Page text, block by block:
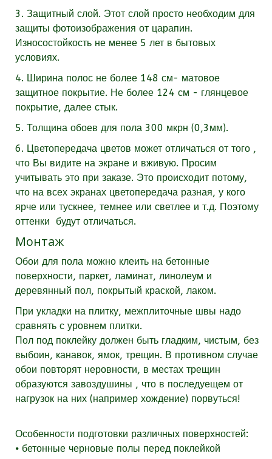
3. Защитный слой. Этот слой просто необходим для
защиты фотоизображения от царапин.
Износостойкость не менее 5 лет в бытовых
условиях.
4. Ширина полос не более 148 см- матовое
защитное покрытие. Не более 124 см - глянцевое
покрытие, далее стык.
5. Толщина обоев для пола 300 мкрн (0,3мм).
6. Цветопередача цветов может отличаться от того ,
что Вы видите на экране и вживую. Просим
учитывать это при заказе. Это происходит потому,
что на всех экранах цветопередача разная, у кого
ярче или тускнее, темнее или светлее и т.д. Поэтому
оттенки будут отличаться.
Монтаж
Обои для пола можно клеить на бетонные
поверхности, паркет, ламинат, линолеум и
деревянный пол, покрытый краской, лаком.
При укладки на плитку, межплиточные швы надо
сравнять с уровнем плитки.
Пол под поклейку должен быть гладким, чистым, без
выбоин, канавок, ямок, трещин. В противном случае
обои повторят неровности, в местах трещин
образуются завоздушины , что в последуещем от
нагрузок на них (например хождение) порвуться!
Особенности подготовки различных поверхностей:
⦁ бетонные черновые полы перед поклейкой